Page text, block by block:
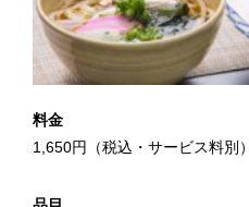
料金
1,650円（税込・サービス料別）